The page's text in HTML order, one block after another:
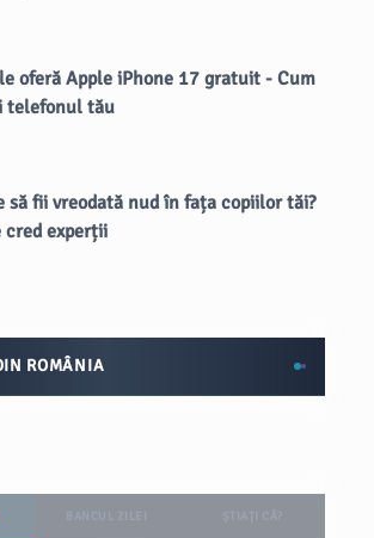
oferă Apple iPhone 17 gratuit - Cum
telefonul tău
să fii vreodată nud în fața copiilor tăi?
cred experții
ROMÂNIA